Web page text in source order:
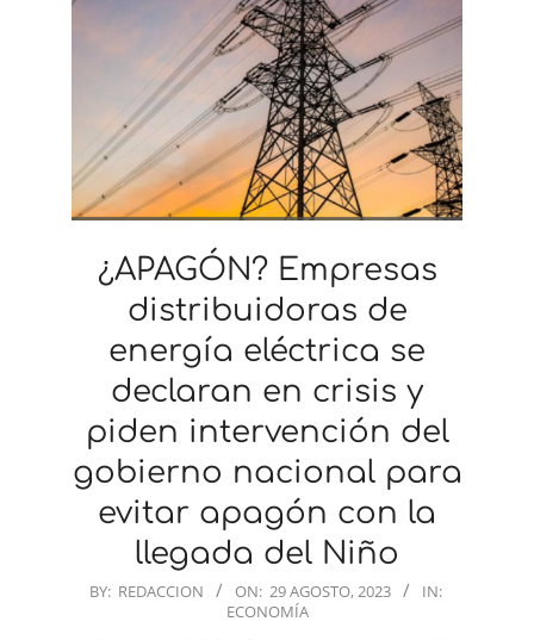
¿APAGÓN? Empresas
distribuidoras de
energía eléctrica se
declaran en crisis y
piden intervención del
gobierno nacional para
evitar apagón con la
llegada del Niño
2023-
BY: REDACCION ON: 29 AGOSTO, 2023
IN:
ECONOMÍA